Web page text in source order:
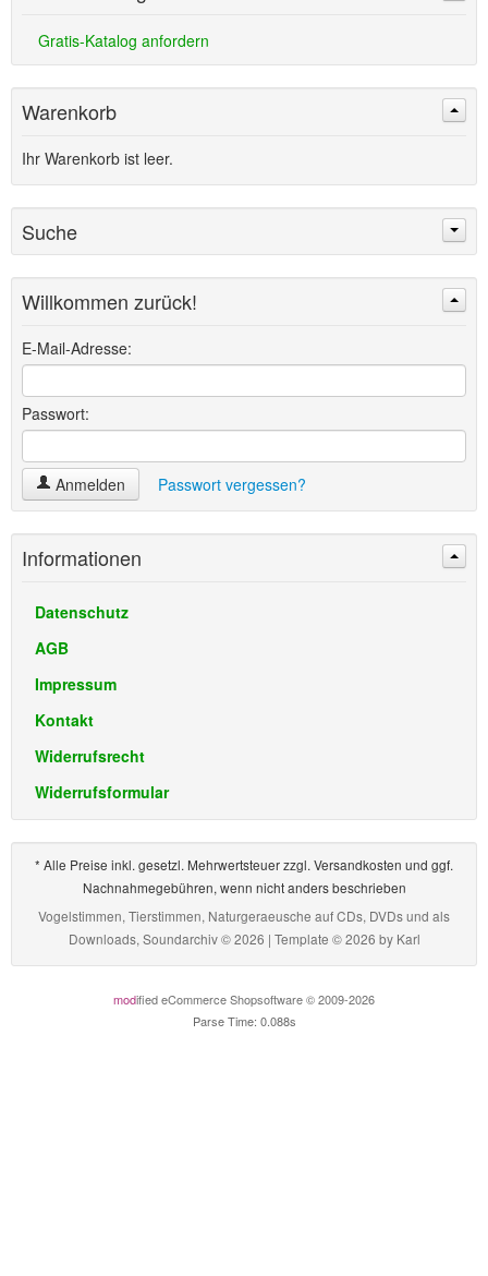
Gratis-Katalog anfordern
Warenkorb
Ihr Warenkorb ist leer.
Suche
Willkommen zurück!
E-Mail-Adresse:
Passwort:
Anmelden Passwort vergessen?
Informationen
Datenschutz
AGB
Impressum
Kontakt
Widerrufsrecht
Widerrufsformular
* Alle Preise inkl. gesetzl. Mehrwertsteuer zzgl. Versandkosten und ggf.
Nachnahmegebühren, wenn nicht anders beschrieben
Vogelstimmen, Tierstimmen, Naturgeraeusche auf CDs, DVDs und als
Downloads, Soundarchiv © 2026 | Template © 2026 by Karl
modified eCommerce Shopsoftware © 2009-2026
Parse Time: 0.088s